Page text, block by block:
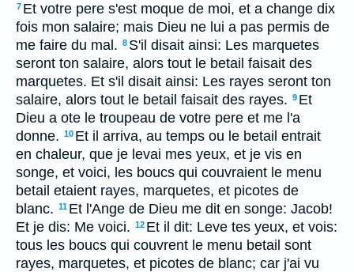
7 Et votre pere s'est moque de moi, et a change dix
fois mon salaire; mais Dieu ne lui a pas permis de
me faire du mal. 8 S'il disait ainsi: Les marquetes
seront ton salaire, alors tout le betail faisait des
marquetes. Et s'il disait ainsi: Les rayes seront ton
salaire, alors tout le betail faisait des rayes. 9 Et
Dieu a ote le troupeau de votre pere et me l'a
donne. 10 Et il arriva, au temps ou le betail entrait
en chaleur, que je levai mes yeux, et je vis en
songe, et voici, les boucs qui couvraient le menu
betail etaient rayes, marquetes, et picotes de
blanc. 11 Et l'Ange de Dieu me dit en songe: Jacob!
Et je dis: Me voici. 12 Et il dit: Leve tes yeux, et vois:
tous les boucs qui couvrent le menu betail sont
rayes, marquetes, et picotes de blanc; car j'ai vu